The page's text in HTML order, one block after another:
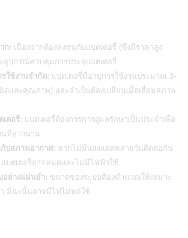
ก: เนื่องจากต้องลงทุนกับแบตเตอรี่ (ซึ่งมีราคาสูง
อุปกรณ์ควบคุมการประจุแบตเตอรี่
ใช้งานจำกัด: แบตเตอรี่มีอายุการใช้งานประมาณ 3-
ดและคุณภาพ) และจำเป็นต้องเปลี่ยนเมื่อเสื่อมสภาพ
ตอรี่: แบตเตอรี่ต้องการการดูแลรักษาเป็นประจำเพื่อ
นที่ยาวนาน
บสภาพอากาศ: หากไม่มีแสงแดดหลายวันติดต่อกัน
บตเตอรี่อาจหมดและไม่มีไฟฟ้าใช้
อย่างแม่นยำ: ขนาดของระบบต้องคำนวณให้เหมาะ
มิฉะนั้นอาจมีไฟไม่พอใช้